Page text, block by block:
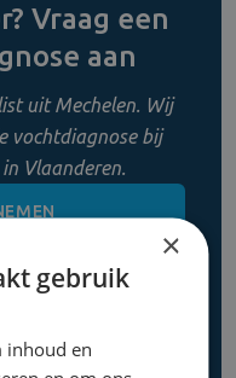
Vraag een
aan
uit Mechelen. Wij
vochtdiagnose bij
Vlaanderen.
×
gebruik
inhoud en